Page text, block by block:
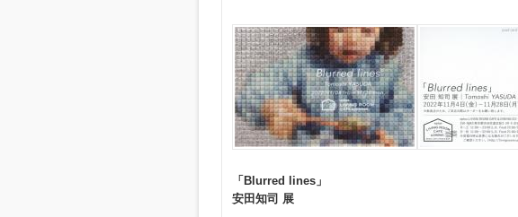
「Blurred lines」
安田知司 展